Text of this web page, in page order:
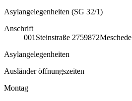
Asylangelegenheiten (SG 32/1)
Anschrift
001 Steinstraße 2759872Meschede
Asylangelegenheiten
Ausländer öffnungszeiten
Montag